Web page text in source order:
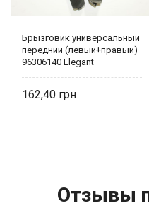
Брызговик универсальный
передний (левый+правый)
96306140 Elegant
162,40
Отзывы